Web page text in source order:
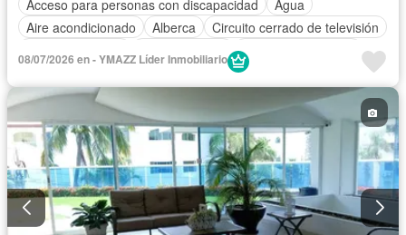
Acceso para personas con discapacidad
Agua
Aire acondicionado
Alberca
Circuito cerrado de televisión
Cuarto de Limpieza
Internet
Recámara con closet
Terraza
Vista panorámica
Wifi Completamente amueblado
08/07/2026 en - YMAZZ Líder Inmobiliario